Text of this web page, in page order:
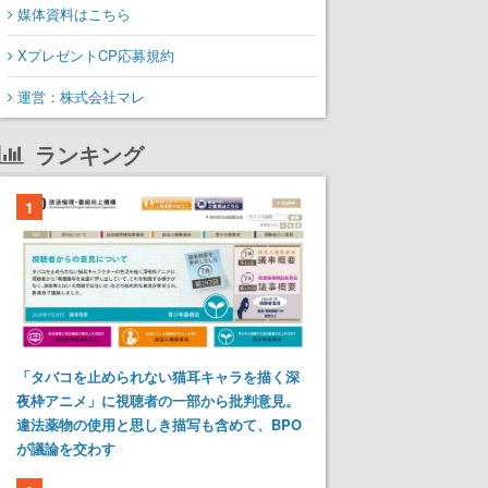
媒体資料はこちら
XプレゼントCP応募規約
運営：株式会社マレ
ランキング
1
「タバコを止められない猫耳キャラを描く深
夜枠アニメ」に視聴者の一部から批判意見。
違法薬物の使用と思しき描写も含めて、BPO
が議論を交わす